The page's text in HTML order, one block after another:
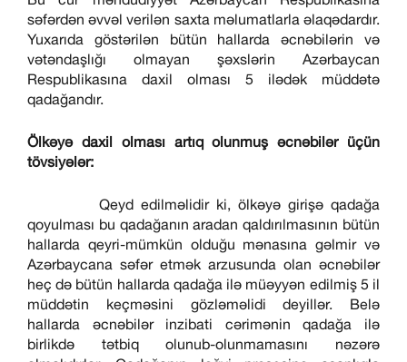
səfərdən əvvəl verilən saxta məlumatlarla əlaqədardır.
Yuxarıda göstərilən bütün hallarda əcnəbilərin və
vətəndaşlığı olmayan şəxslərin Azərbaycan
Respublikasına daxil olması 5 ilədək müddətə
qadağandır.
Ölkəyə daxil olması artıq olunmuş əcnəbilər üçün
tövsiyələr:
Qeyd edilməlidir ki, ölkəyə girişə qadağa
qoyulması bu qadağanın aradan qaldırılmasının bütün
hallarda qeyri-mümkün olduğu mənasına gəlmir və
Azərbaycana səfər etmək arzusunda olan əcnəbilər
heç də bütün hallarda qadağa ilə müəyyən edilmiş 5 il
müddətin keçməsini gözləməlidi deyillər. Belə
hallarda əcnəbilər inzibati cərimənin qadağa ilə
birlikdə tətbiq olunub-olunmamasını nəzərə